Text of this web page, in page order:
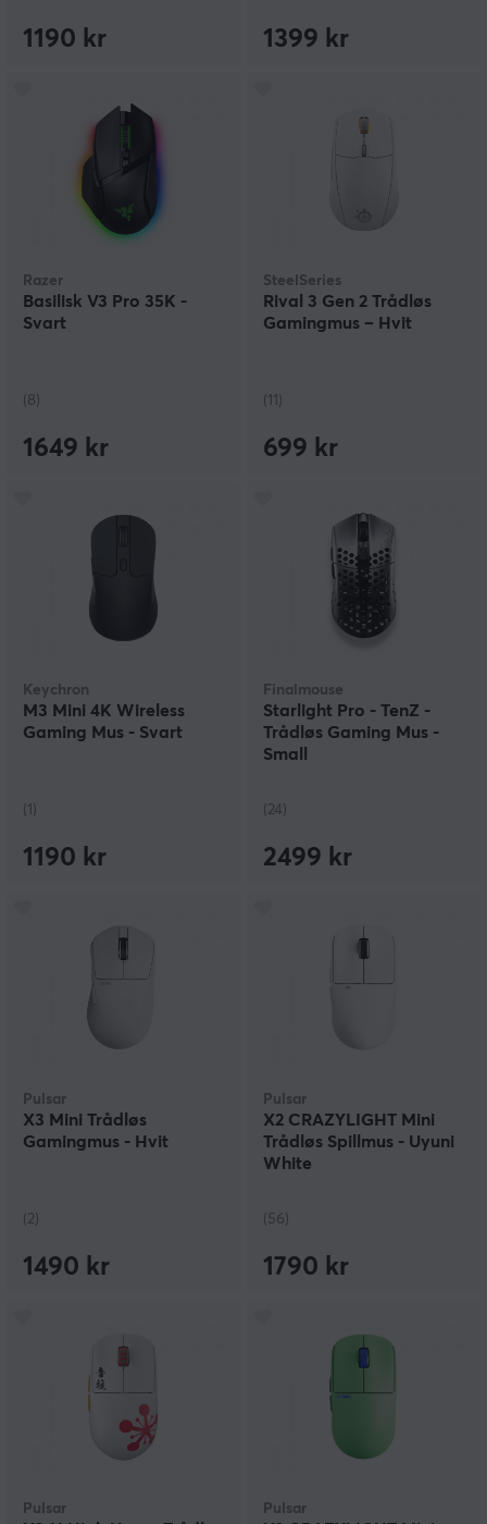
1190 kr 1399 kr
Razer
Basilisk V3 Pro 35K -
Svart
(8)
1649 kr
SteelSeries
Rival 3 Gen 2 Trådløs
Gamingmus – Hvit
(11)
699 kr
Keychron
M3 Mini 4K Wireless
Gaming Mus - Svart
(1)
1190 kr
Finalmouse
Starlight Pro - TenZ -
Trådløs Gaming Mus -
Small
(24)
2499 kr
Pulsar
X3 Mini Trådløs
Gamingmus - Hvit
(2)
1490 kr
Pulsar
X2 CRAZYLIGHT Mini
Trådløs Spillmus - Uyuni
White
(56)
1790 kr
Pulsar Pulsar